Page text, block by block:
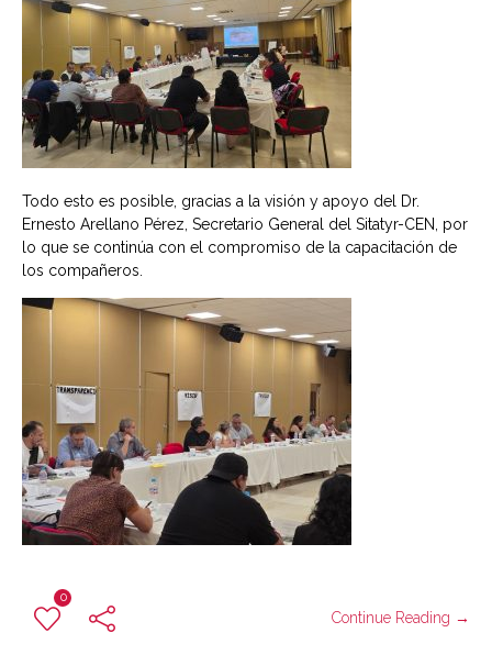
Todo esto es posible, gracias a la visión y apoyo del Dr.
Ernesto Arellano Pérez, Secretario General del Sitatyr-CEN, por
lo que se continúa con el compromiso de la capacitación de
los compañeros.
0
Continue Reading →